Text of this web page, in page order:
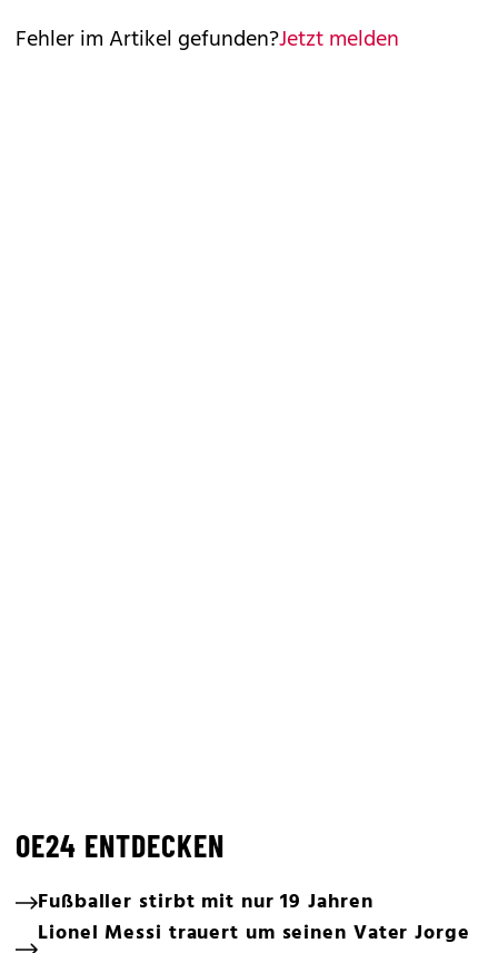
Fehler im Artikel gefunden?Jetzt melden
OE24 ENTDECKEN
Fußballer stirbt mit nur 19 Jahren
Lionel Messi trauert um seinen Vater Jorge